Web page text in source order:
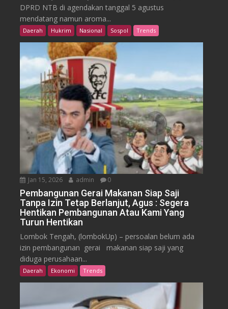
DPRD NTB di agendakan tanggal 5 agustus
mendatang namun aroma...
Daerah Hukrim Nasional Sospol Trends
Jan 15, 2026 admin 0
Pembangunan Gerai Makanan Siap Saji
Tanpa Izin Tetap Berlanjut, Agus : Segera
Hentikan Pembangunan Atau Kami Yang
Turun Hentikan
Lombok Tengah, (lombokUp) – persoalan belum ada
izin pembangunan gerai makanan siap saji yang
diduga perusahaan...
Daerah Ekonomi Trends